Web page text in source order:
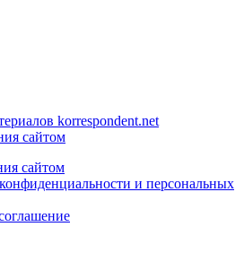
korrespondent.net
сайтом
сайтом
и персональных